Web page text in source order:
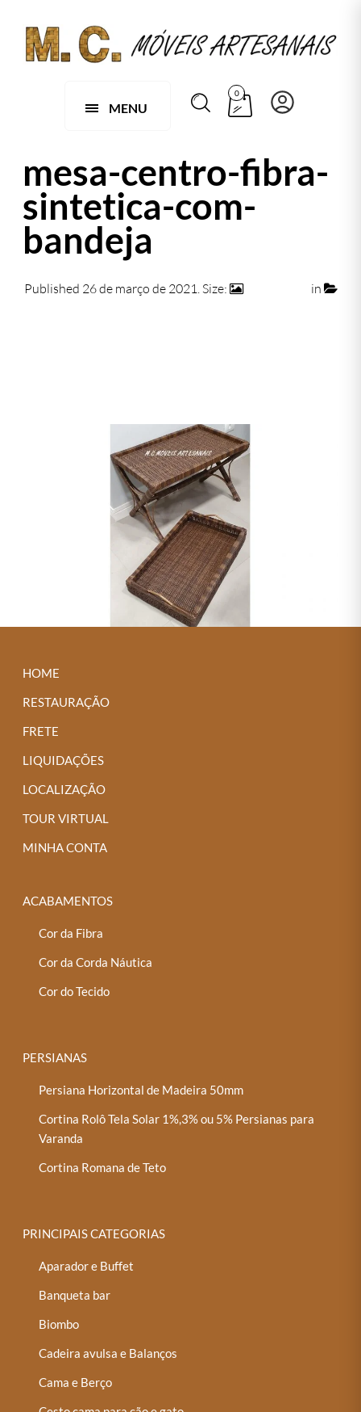
MENU
0
mesa-centro-fibra-
sintetica-com-
bandeja
Published 26 de março de 2021 . Size:
in
HOME
RESTAURAÇÃO
FRETE
LIQUIDAÇÕES
LOCALIZAÇÃO
TOUR VIRTUAL
MINHA CONTA
ACABAMENTOS
Cor da Fibra
Cor da Corda Náutica
Cor do Tecido
PERSIANAS
Persiana Horizontal de Madeira 50mm
Cortina Rolô Tela Solar 1%,3% ou 5% Persianas para
Varanda
Cortina Romana de Teto
PRINCIPAIS CATEGORIAS
Aparador e Buffet
Banqueta bar
Biombo
Cadeira avulsa e Balanços
Cama e Berço